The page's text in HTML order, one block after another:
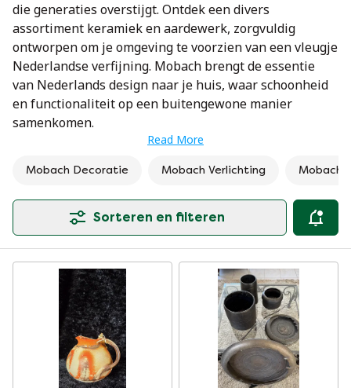
die generaties overstijgt. Ontdek een divers
assortiment keramiek en aardewerk, zorgvuldig
ontworpen om je omgeving te voorzien van een vleugje
Nederlandse verfijning. Mobach brengt de essentie
van Nederlands design naar je huis, waar schoonheid
en functionaliteit op een buitengewone manier
samenkomen.
Read More
Mobach Decoratie Mobach Verlichting Mobach
Sorteren en filteren